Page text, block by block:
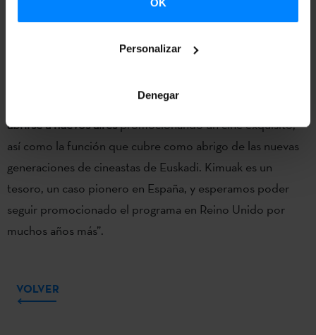
Personalizar
Denegar
ese sentido, desde CinemaAttic subrayan que hace ya diez
capacidad de adaptarse a los nuevos lenguajes, tendencias,
abrirse a nuevos airespromocionando un cine exquisito,
así como la función que cubre como abrigo de las nuevas
generaciones de cineastas de Euskadi. Kimuak es un
tesoro, un caso pionero en España, y esperamos poder
seguir promocionado el programa en Reino Unido por
muchos años más”.
VOLVER